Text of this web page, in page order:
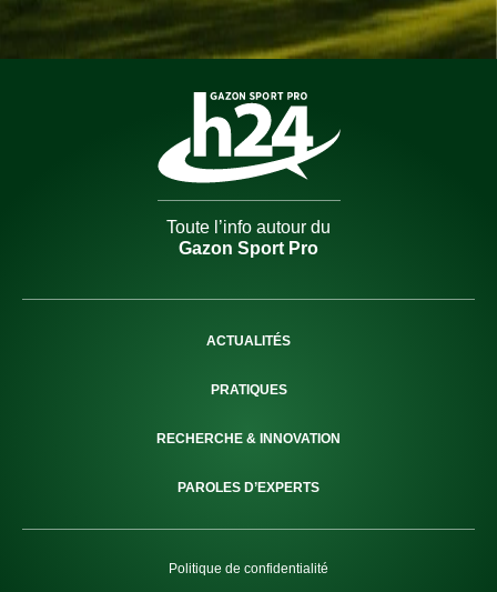
Sport
Pro
-
Toute l’info autour du
Gazon Sport Pro
ACTUALITÉS
PRATIQUES
RECHERCHE & INNOVATION
PAROLES D’EXPERTS
Politique de confidentialité